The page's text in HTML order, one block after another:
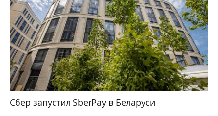
Сбер запустил SberPay в Беларуси